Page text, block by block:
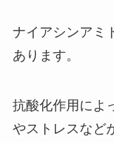
ナイアシンアミ
あります。
抗酸化作用によ
やストレスなど